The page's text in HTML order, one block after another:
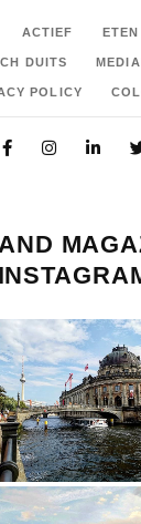
ACTIEF
DUITS
POLICY